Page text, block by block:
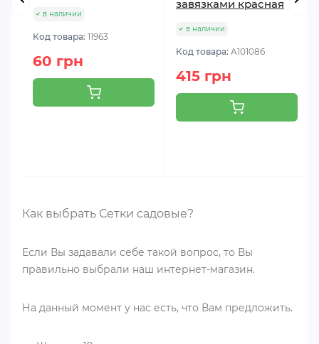
в наличии
Код товара: 11963
60 грн
завязками красная
в наличии
Код товара: A101086
415 грн
Как выбрать Сетки садовые?
Если Вы задавали себе такой вопрос, то Вы
правильно выбрали наш интернет-магазин.
На данный момент у нас есть, что Вам предложить.